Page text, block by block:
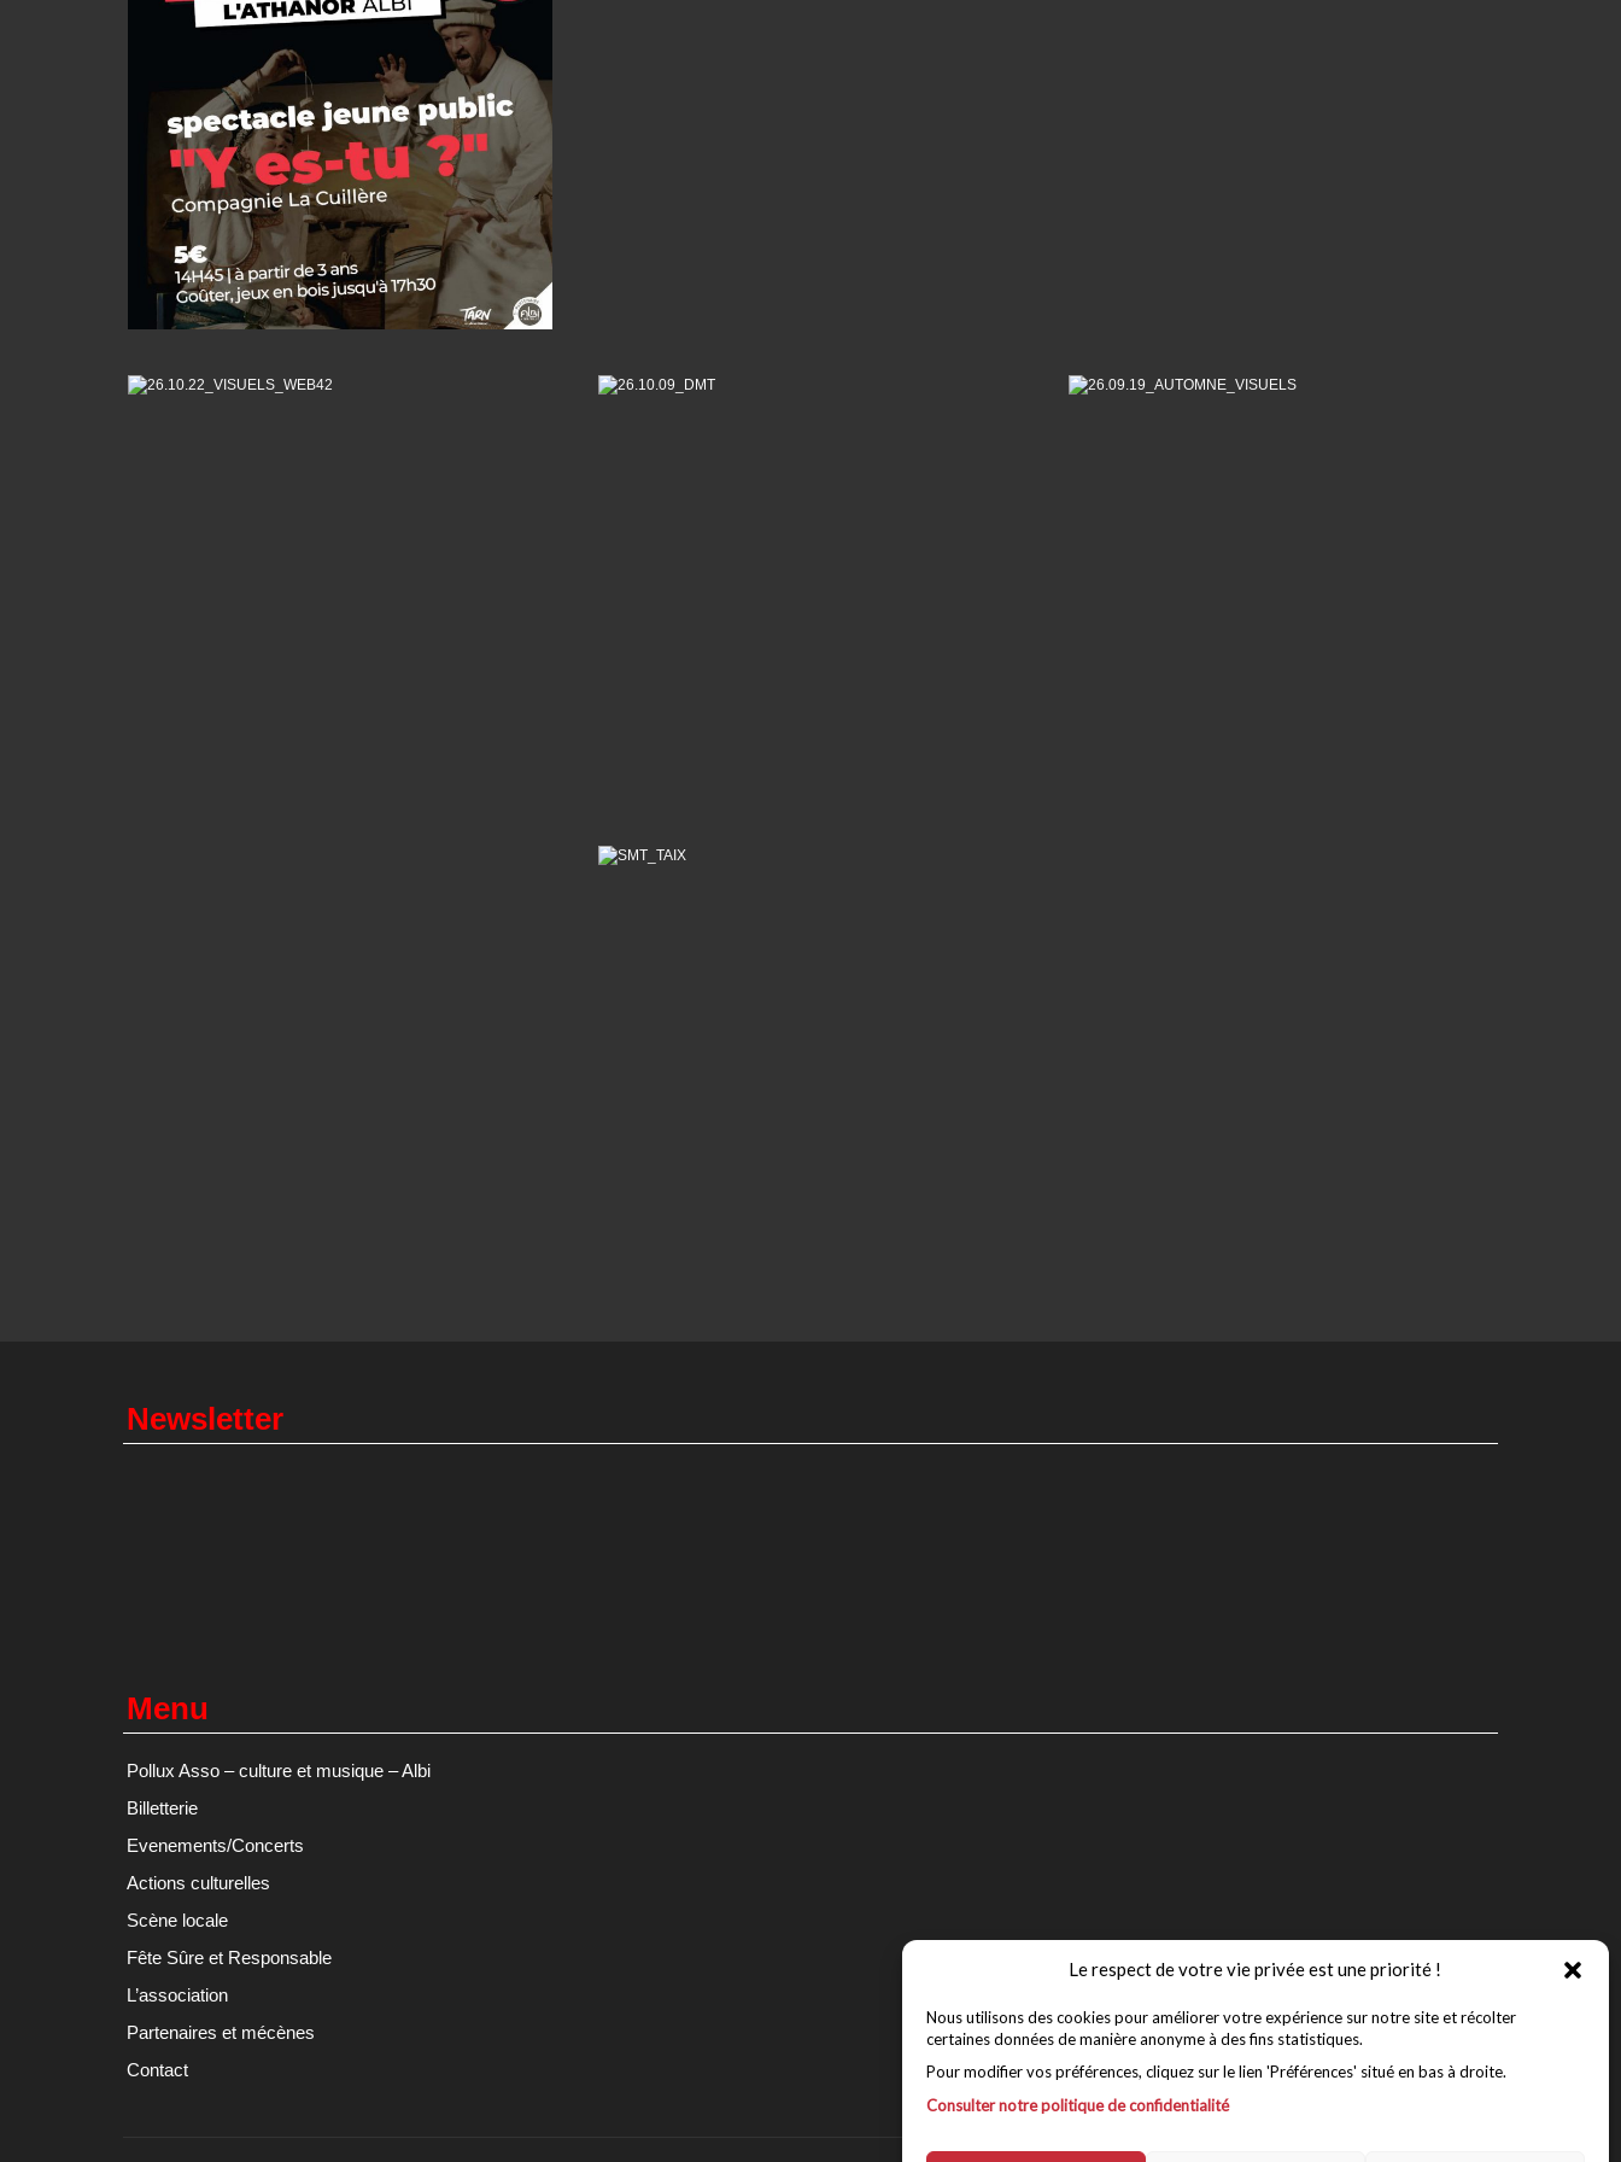
Le respect de votre vie privée est une priorité !
Nous utilisons des cookies pour améliorer votre expérience sur notre site et récolter
certaines données de manière anonyme à des fins statistiques.
Pour modifier vos préférences, cliquez sur le lien 'Préférences' situé en bas à droite.
Consulter notre politique de confidentialité
Newsletter
Menu
Pollux Asso – culture et musique – Albi
Billetterie
Evenements/Concerts
Actions culturelles
Scène locale
Fête Sûre et Responsable
L’association
Partenaires et mécènes
Contact